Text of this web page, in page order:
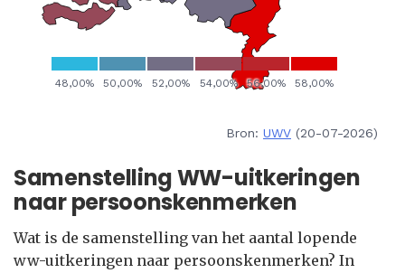
Bron: UWV (20-07-2026)
Samenstelling WW-uitkeringen
naar persoonskenmerken
Wat is de samenstelling van het aantal lopende
ww-uitkeringen naar persoonskenmerken? In